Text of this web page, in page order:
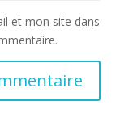
et mon site dans